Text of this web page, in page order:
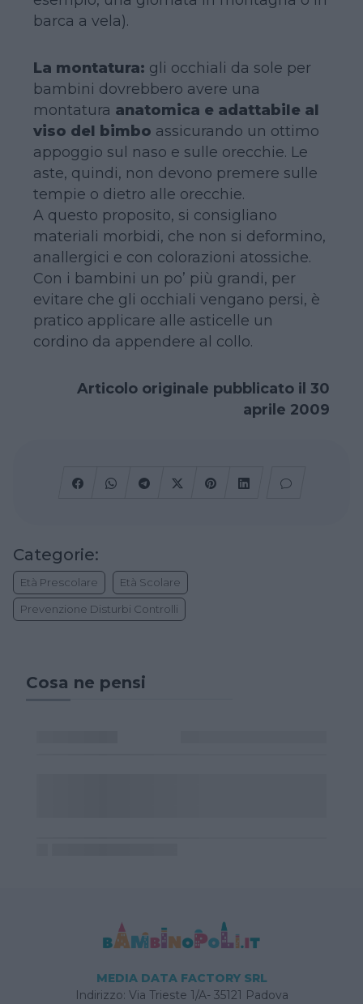
barca a vela).
La montatura: gli occhiali da sole per
bambini dovrebbero avere una
montatura anatomica e adattabile al
viso del bimbo assicurando un ottimo
appoggio sul naso e sulle orecchie. Le
aste, quindi, non devono premere sulle
tempie o dietro alle orecchie.
A questo proposito, si consigliano
materiali morbidi, che non si deformino,
anallergici e con colorazioni atossiche.
Con i bambini un po’ più grandi, per
evitare che gli occhiali vengano persi, è
pratico applicare alle asticelle un
cordino da appendere al collo.
Articolo originale pubblicato il 30
aprile 2009
Categorie:
Età Prescolare Età Scolare
Prevenzione Disturbi Controlli
Cosa ne pensi
MEDIA DATA FACTORY SRL
Indirizzo: Via Trieste 1/A- 35121 Padova